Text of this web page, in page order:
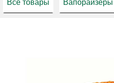
Все товары Вапорайзеры